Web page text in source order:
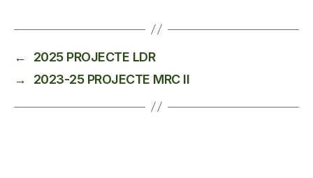
←
2025 PROJECTE LDR
→
2023-25 PROJECTE MRC II